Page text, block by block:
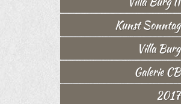
Kunst Sonntag
Villa Burg
Galerie CB
2017